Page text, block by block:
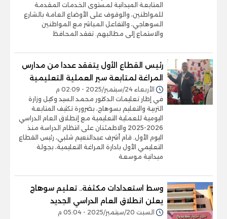
المتابعة الميدانية لمستوى الخدمات المقدمة
للمواطنين، والوقوف على الأوضاع العامة بالشارع
السوهاجي، والتفاعل المباشر مع المواطنين
والاستماع إلى مطالبهم. تفقد المحافظ
رئيس القطاع الأول يتفقد عددا من مدارس
المراغة لمتابعة سير العملية التعليمية
الأربعاء 24/سبتمبر/2025 - 02:09 م
في إطار تعليمات الدكتور محمد السيد وكيل وزارة
التربية والتعليم بسوهاج، بضرورة تكثيف المتابعة
اليومية للعملية التعليمية مع إنطلاق العام الدراسي
2026-2025 والاطمئنان على انتظام الدراسة منذ
اليوم الأول. قام أشرف عبدالنعيم شلبي، رئيس القطاع
التعليمي الأول بادارة المراغة التعليمية، بجولة
ميدانية موسعة
وسط استعدادات مكثفة.. تعليم سوهاج
يعلن انطلاق العام الدراسي الجديد
السبت 20/سبتمبر/2025 - 05:04 م